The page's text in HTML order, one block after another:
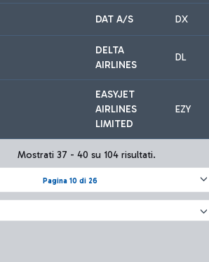
DAT A/S DX
DELTA
AIRLINES
DL
EASYJET
AIRLINES
LIMITED
EZY
Pagina 10 di 26
Mostrati 37 - 40 su 104 risultati.